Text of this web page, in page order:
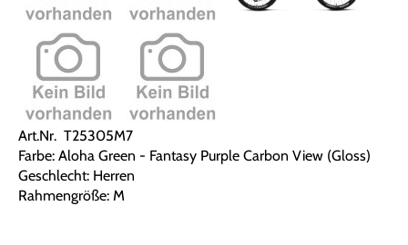
Art.Nr. T25305M7
Farbe: Aloha Green - Fantasy Purple Carbon View (Gloss)
Geschlecht: Herren
Rahmengröße: M